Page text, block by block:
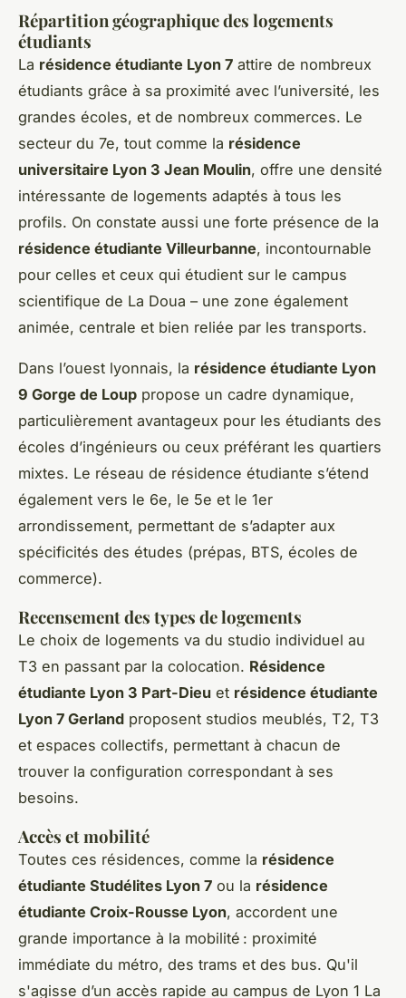
Répartition géographique des logements
étudiants
La résidence étudiante Lyon 7 attire de nombreux
étudiants grâce à sa proximité avec l’université, les
grandes écoles, et de nombreux commerces. Le
secteur du 7e, tout comme la résidence
universitaire Lyon 3 Jean Moulin, offre une densité
intéressante de logements adaptés à tous les
profils. On constate aussi une forte présence de la
résidence étudiante Villeurbanne, incontournable
pour celles et ceux qui étudient sur le campus
scientifique de La Doua – une zone également
animée, centrale et bien reliée par les transports.
Dans l’ouest lyonnais, la résidence étudiante Lyon
9 Gorge de Loup propose un cadre dynamique,
particulièrement avantageux pour les étudiants des
écoles d’ingénieurs ou ceux préférant les quartiers
mixtes. Le réseau de résidence étudiante s’étend
également vers le 6e, le 5e et le 1er
arrondissement, permettant de s’adapter aux
spécificités des études (prépas, BTS, écoles de
commerce).
Recensement des types de logements
Le choix de logements va du studio individuel au
T3 en passant par la colocation. Résidence
étudiante Lyon 3 Part-Dieu et résidence étudiante
Lyon 7 Gerland proposent studios meublés, T2, T3
et espaces collectifs, permettant à chacun de
trouver la configuration correspondant à ses
besoins.
Accès et mobilité
Toutes ces résidences, comme la résidence
étudiante Studélites Lyon 7 ou la résidence
étudiante Croix-Rousse Lyon, accordent une
grande importance à la mobilité : proximité
immédiate du métro, des trams et des bus. Qu'il
s'agisse d’un accès rapide au campus de Lyon 1 La